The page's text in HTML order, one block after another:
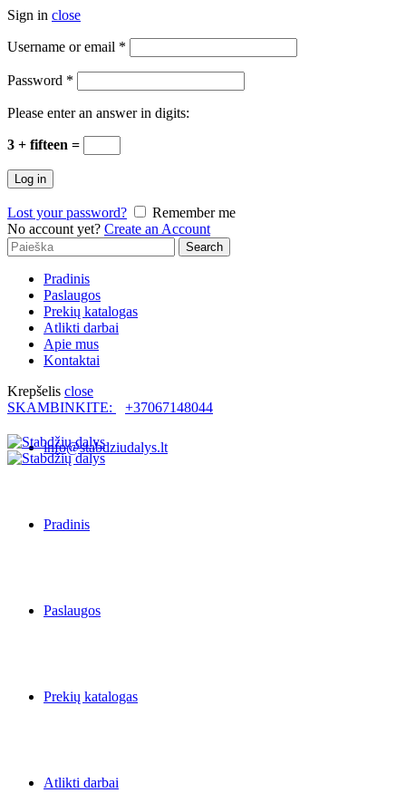
Sign in close
Username or email *
Password *
Please enter an answer in digits:
3 + fifteen =
Log in
Lost your password?
Remember me
No account yet? Create an Account
Search
for:
Search
Pradinis
Paslaugos
Prekių katalogas
Atlikti darbai
Apie mus
Kontaktai
Krepšelis close
SKAMBINKITE:
+37067148044
info@stabdziudalys.lt
Pradinis
Paslaugos
Prekių katalogas
Atlikti darbai